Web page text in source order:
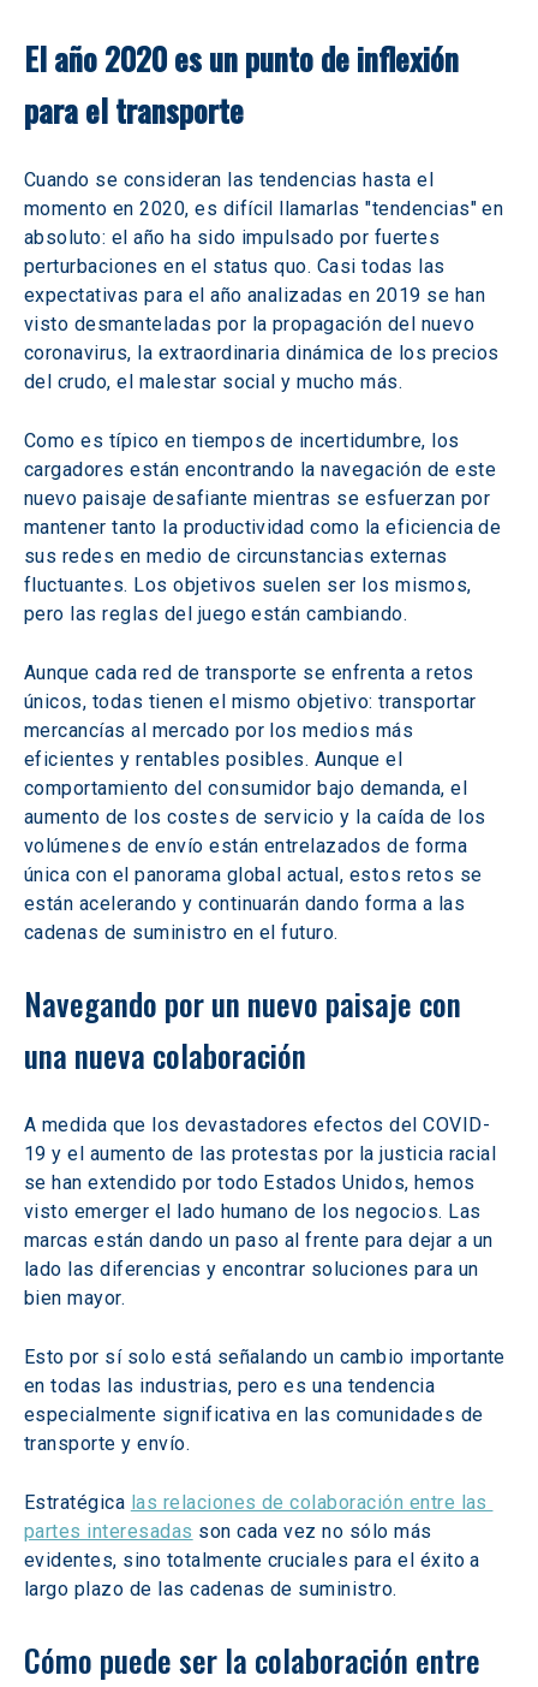
El año 2020 es un punto de inflexión
para el transporte
Cuando se consideran las tendencias hasta el
momento en 2020, es difícil llamarlas "tendencias" en
absoluto: el año ha sido impulsado por fuertes
perturbaciones en el status quo. Casi todas las
expectativas para el año analizadas en 2019 se han
visto desmanteladas por la propagación del nuevo
coronavirus, la extraordinaria dinámica de los precios
del crudo, el malestar social y mucho más.
Como es típico en tiempos de incertidumbre, los
cargadores están encontrando la navegación de este
nuevo paisaje desafiante mientras se esfuerzan por
mantener tanto la productividad como la eficiencia de
sus redes en medio de circunstancias externas
fluctuantes. Los objetivos suelen ser los mismos,
pero las reglas del juego están cambiando.
Aunque cada red de transporte se enfrenta a retos
únicos, todas tienen el mismo objetivo: transportar
mercancías al mercado por los medios más
eficientes y rentables posibles. Aunque el
comportamiento del consumidor bajo demanda, el
aumento de los costes de servicio y la caída de los
volúmenes de envío están entrelazados de forma
única con el panorama global actual, estos retos se
están acelerando y continuarán dando forma a las
cadenas de suministro en el futuro.
Navegando por un nuevo paisaje con
una nueva colaboración
A medida que los devastadores efectos del COVID-
19 y el aumento de las protestas por la justicia racial
se han extendido por todo Estados Unidos, hemos
visto emerger el lado humano de los negocios. Las
marcas están dando un paso al frente para dejar a un
lado las diferencias y encontrar soluciones para un
bien mayor.
Esto por sí solo está señalando un cambio importante
en todas las industrias, pero es una tendencia
especialmente significativa en las comunidades de
transporte y envío.
Estratégica las relaciones de colaboración entre las
partes interesadas son cada vez no sólo más
evidentes, sino totalmente cruciales para el éxito a
largo plazo de las cadenas de suministro.
Cómo puede ser la colaboración entre